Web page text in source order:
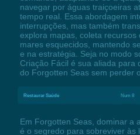
navegar por águas traiçoeiras
tempo real. Essa abordagem
interrupções, mas também
explora mapas, coleta
mares esquecidos, mantendo
e na estratégia. Seja no modo
Criação Fácil é sua aliada para
do Forgotten Seas sem perder
Restaurar Saúde Num 8
Em Forgotten Seas, dominar a
é o segredo para sobreviver às